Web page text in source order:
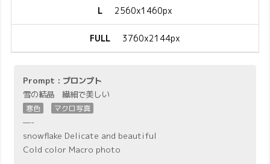
L 2560x1460px
FULL 3760x2144px
Prompt : プロンプト
雪の結晶 繊細で美しい
寒色 マクロ写真
—-
snowflake Delicate and beautiful
Cold color Macro photo